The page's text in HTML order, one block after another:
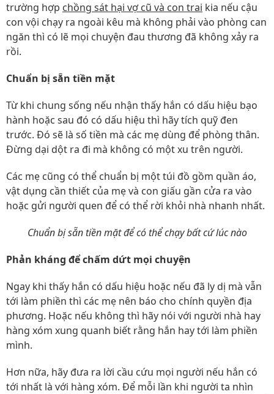
trường hợp chồng sát hại vợ cũ và con trai kia nếu cậu
con vội chạy ra ngoài kêu mà không phải vào phòng can
ngăn thì có lẽ mọi chuyện đau thương đã không xảy ra
rồi.
Chuẩn bị sẵn tiền mặt
Từ khi chung sống nếu nhận thấy hắn có dấu hiệu bạo
hành hoặc sau đó có dấu hiệu thì hãy tích quỹ đen
trước. Đó sẽ là số tiền mà các mẹ dùng để phòng thân.
Đừng dại dột ra đi mà không có một xu trên người.
Các mẹ cũng có thể chuẩn bị một túi đồ gồm quần áo,
vật dụng cần thiết của mẹ và con giấu gần cửa ra vào
hoặc gửi người quen để có thể rời khỏi nhà nhanh nhất.
Chuẩn bị sẵn tiền mặt để có thể chạy bất cứ lúc nào
Phản kháng để chấm dứt mọi chuyện
Ngay khi thấy hắn có dấu hiệu hoặc nếu đã ly dị mà vẫn
tới làm phiền thì các mẹ nên báo cho chính quyền địa
phương. Hoặc nếu không thì hãy nói với người nhà hay
hàng xóm xung quanh biết rằng hắn hay tới làm phiền
mình.
Hơn nữa, hãy đưa ra lời cầu cứu mọi người nếu hắn có
tới nhất là với hàng xóm. Để mỗi lần khi người ta nhìn